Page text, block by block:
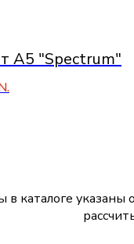
А5 "Spectrum"
в каталоге указаны